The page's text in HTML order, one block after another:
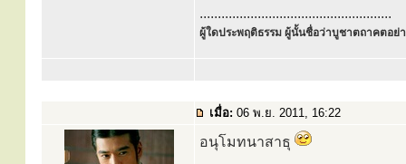
.....................................................
ผู้ใดประพฤติธรรม ผู้นั้นชื่อว่าบูชาตถาคตอย่า
เมื่อ: 06 พ.ย. 2011, 16:22
อนุโมทนาสาธุ